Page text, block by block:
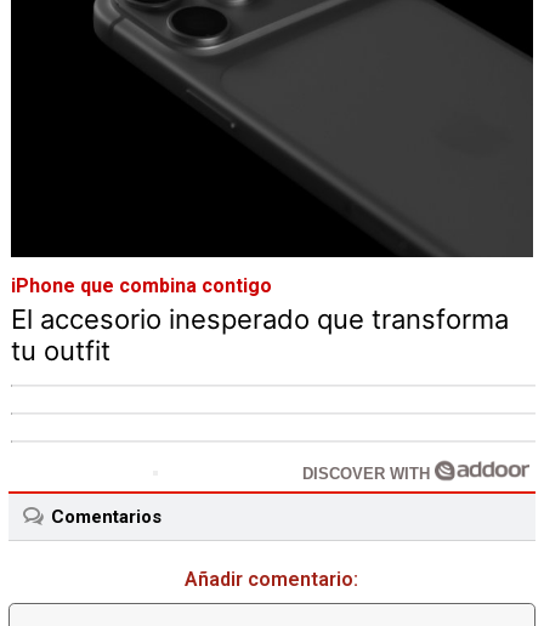
iPhone que combina contigo
El accesorio inesperado que transforma
tu outfit
DISCOVER WITH
Comentarios
Añadir comentario: